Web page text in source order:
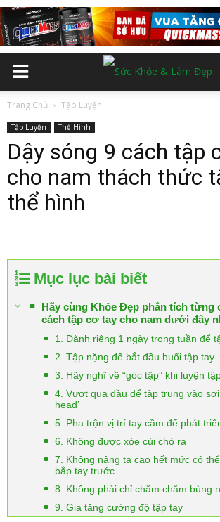
Trang Chủ Tập Luyện
Tập Luyện Thể Hình
Dậy sóng 9 cách tập
cho nam thách thức
thể hình
Mục lục bài biết
Hãy cùng Khỏe Đẹp phân tích từng
cách tập cơ tay cho nam dưới đây
1. Dành riêng 1 ngày trong tuần để
2. Tập nặng để bắt đầu buổi tập tay
3. Hãy nghĩ về “góc tập” khi luyện
4. Vượt qua đầu để tập trung vào sợi
head’
5. Pha trộn vị trí tay cầm để phát
6. Không được xòe cùi chỏ ra
7. Không nâng tạ cao hết mức có
bắp tay trước
8. Không phải chỉ chăm chăm bùng
9. Gia tăng cường độ tập tay